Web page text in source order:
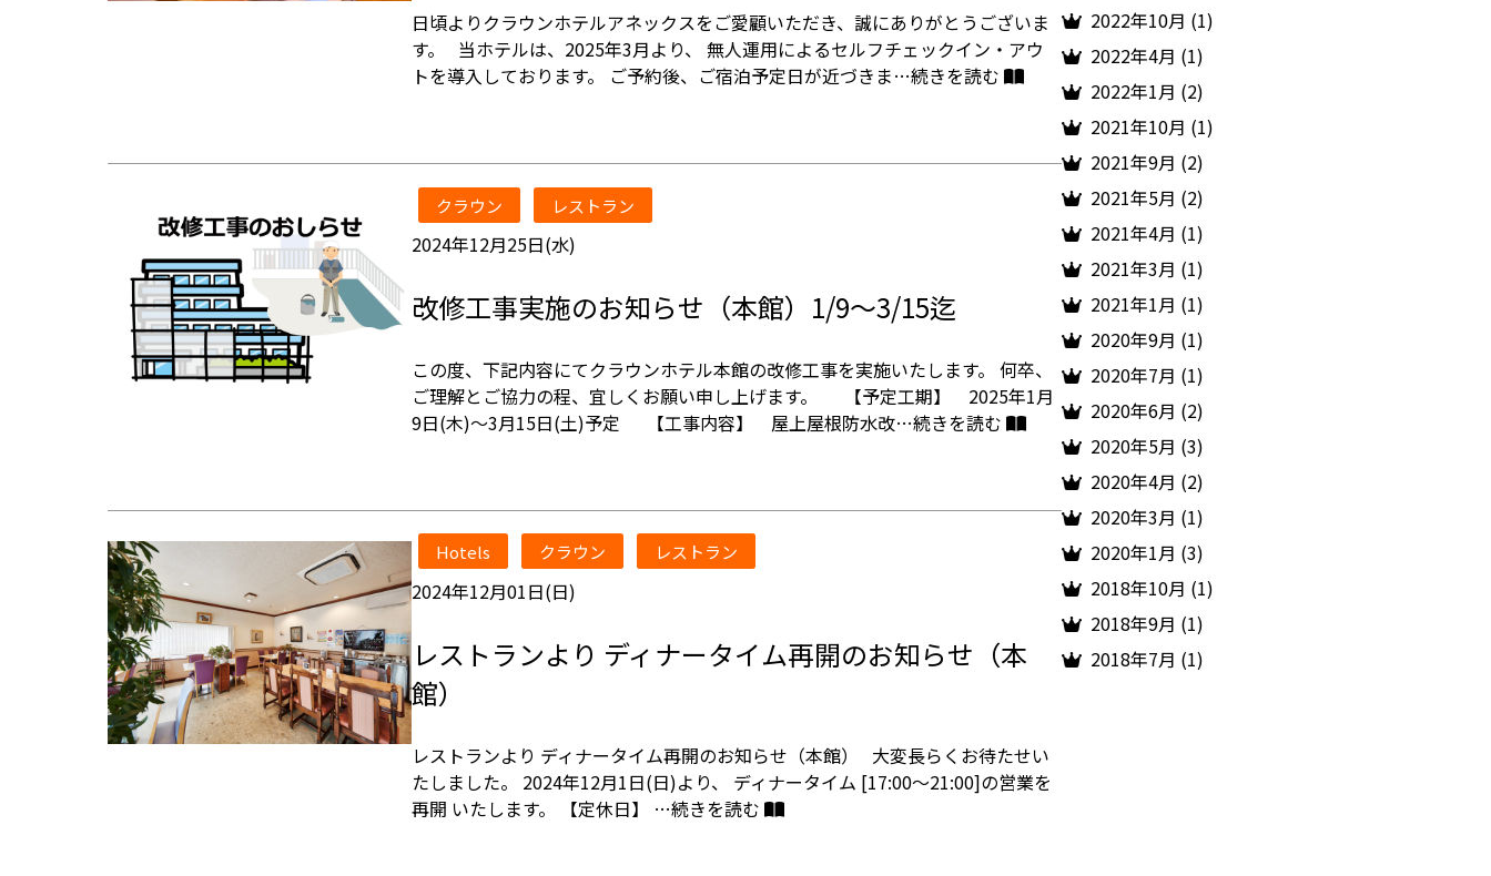
日頃よりクラウンホテルアネックスをご愛顧いただき、誠にありがとうございま
す。 当ホテルは、2025年3月より、 無人運用によるセルフチェックイン・アウ
トを導入しております。 ご予約後、ご宿泊予定日が近づきま…続きを読む
クラウン レストラン
2024年12月25日(水)
改修工事実施のお知らせ（本館）1/9～3/15迄
この度、下記内容にてクラウンホテル本館の改修工事を実施いたします。 何卒、
ご理解とご協力の程、宜しくお願い申し上げます。 【予定工期】 2025年1月
9日(木)～3月15日(土)予定 【工事内容】 屋上屋根防水改…続きを読む
Hotels クラウン レストラン
2024年12月01日(日)
レストランより ディナータイム再開のお知らせ（本
館）
レストランより ディナータイム再開のお知らせ（本館） 大変長らくお待たせい
たしました。 2024年12月1日(日)より、 ディナータイム [17:00～21:00]の営業を
再開 いたします。 【定休日】 …続きを読む
2022年10月 (1)
2022年4月 (1)
2022年1月 (2)
2021年10月 (1)
2021年9月 (2)
2021年5月 (2)
2021年4月 (1)
2021年3月 (1)
2021年1月 (1)
2020年9月 (1)
2020年7月 (1)
2020年6月 (2)
2020年5月 (3)
2020年4月 (2)
2020年3月 (1)
2020年1月 (3)
2018年10月 (1)
2018年9月 (1)
2018年7月 (1)